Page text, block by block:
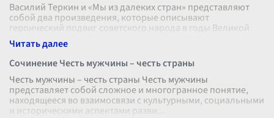
Василий Теркин и «Мы из далеких стран» представляют
собой два произведения, которые описывают
героический подвиг советского народа в годы Великой
Отечественной войны, но они делают
Сочинение Честь мужчины – честь страны
Честь мужчины – честь страны Честь мужчины
представляет собой сложное и многогранное понятие,
находящееся во взаимосвязи с культурными, социальными
и историческими аспектами разви